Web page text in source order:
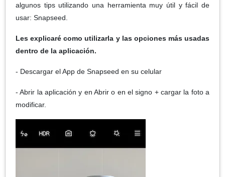
algunos tips utilizando una herramienta muy útil y fácil de
usar: Snapseed.
Les explicaré como utilizarla y las opciones más usadas
dentro de la aplicación.
- Descargar el App de Snapseed en su celular
- Abrir la aplicación y en Abrir o en el signo + cargar la foto a
modificar.